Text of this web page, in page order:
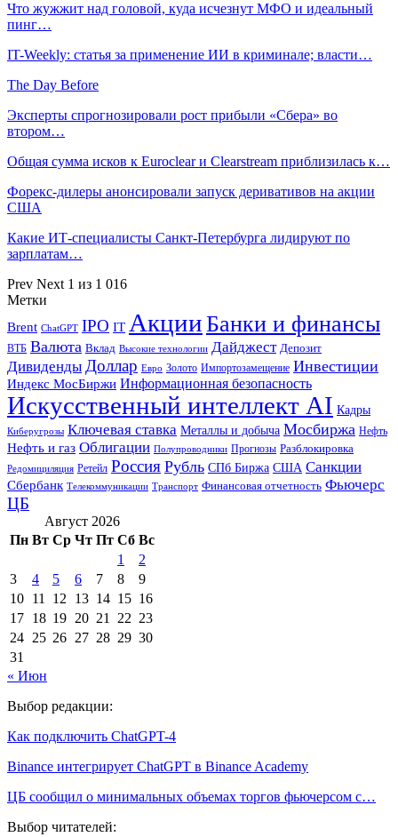
Что жужжит над головой, куда исчезнут МФО и идеальный
пинг…
IT-Weekly: статья за применение ИИ в криминале; власти…
The Day Before
Эксперты спрогнозировали рост прибыли «Сбера» во
втором…
Общая сумма исков к Euroclear и Clearstream приблизилась к…
Форекс-дилеры анонсировали запуск деривативов на акции
США
Какие ИТ-специалисты Санкт-Петербурга лидируют по
зарплатам…
Prev Next 1 из 1 016
Метки
Brent ChatGPT IPO IT АкцииБанки и финансы
ВТБ Валюта Вклад Высокие технологии Дайджест Депозит
Дивиденды Доллар Евро Золото Импортозамещение Инвестиции
Индекс МосБиржи Информационная безопасность
Искусственный интеллект AI Кадры
Киберугрозы Ключевая ставка Металлы и добыча Мосбиржа Нефть
Нефть и газ Облигации Полупроводники Прогнозы Разблокировка
Редомициляция Ретейл Россия Рубль СПб Биржа США Санкции
Сбербанк Телекоммуникации Транспорт Финансовая отчетность Фьючерс
ЦБ
Август 2026
Пн Вт Ср Чт Пт Сб Вс
1
2
3
4 5 6 7 8
9
10 11 12 13 14 15 16
17 18 19 20 21 22 23
24 25 26 27 28 29 30
31
« Июн
Выбор редакции:
Как подключить ChatGPT-4
Binance интегрирует ChatGPT в Binance Academy
ЦБ сообщил о минимальных объемах торгов фьючерсом с…
Выбор читателей: